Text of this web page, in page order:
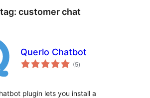
customer chat
Querlo Chatbot
(5totaal
waarderingen
)
plugin lets you install a